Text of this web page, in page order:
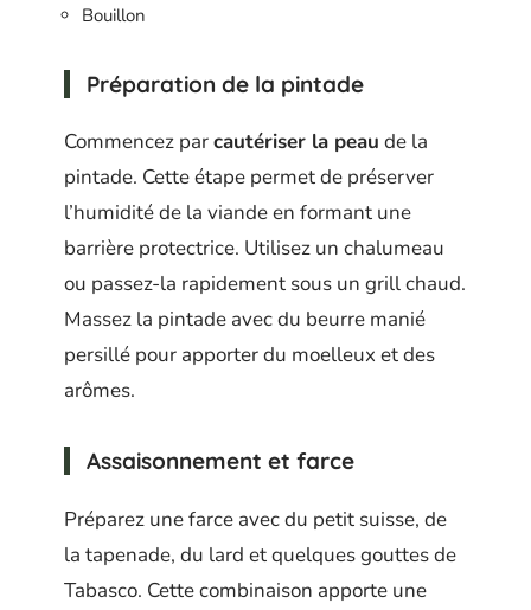
Bouillon
Préparation de la pintade
Commencez parcautériser la peau de la
pintade. Cette étape permet de préserver
l’humidité de la viande en formant une
barrière protectrice. Utilisez un chalumeau
ou passez-la rapidement sous un grill chaud.
Massez la pintade avec du beurre manié
persillé pour apporter du moelleux et des
arômes.
Assaisonnement et farce
Préparez une farce avec du petit suisse, de
la tapenade, du lard et quelques gouttes de
Tabasco. Cette combinaison apporte une